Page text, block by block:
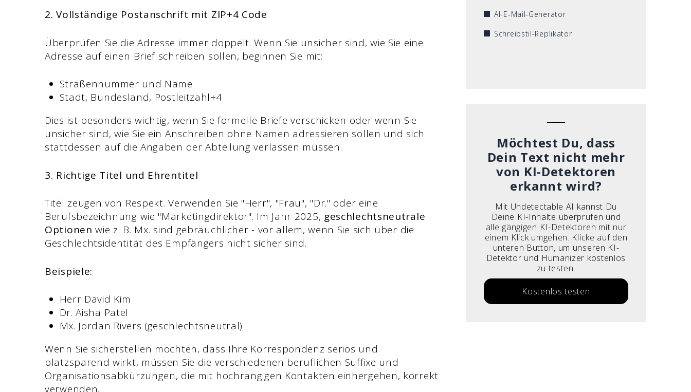
2. Vollständige Postanschrift mit ZIP+4 Code
Überprüfen Sie die Adresse immer doppelt. Wenn Sie unsicher sind, wie Sie eine
Adresse auf einen Brief schreiben sollen, beginnen Sie mit:
Straßennummer und Name
Stadt, Bundesland, Postleitzahl+4
Dies ist besonders wichtig, wenn Sie formelle Briefe verschicken oder wenn Sie
unsicher sind, wie Sie ein Anschreiben ohne Namen adressieren sollen und sich
stattdessen auf die Angaben der Abteilung verlassen müssen.
3. Richtige Titel und Ehrentitel
Titel zeugen von Respekt. Verwenden Sie "Herr", "Frau", "Dr." oder eine
Berufsbezeichnung wie "Marketingdirektor". Im Jahr 2025, geschlechtsneutrale
Optionen wie z. B. Mx. sind gebräuchlicher - vor allem, wenn Sie sich über die
Geschlechtsidentität des Empfängers nicht sicher sind.
Beispiele:
Herr David Kim
Dr. Aisha Patel
Mx. Jordan Rivers (geschlechtsneutral)
Wenn Sie sicherstellen möchten, dass Ihre Korrespondenz seriös und
platzsparend wirkt, müssen Sie die verschiedenen beruflichen Suffixe und
Organisationsabkürzungen, die mit hochrangigen Kontakten einhergehen, korrekt
verwenden.
AI-E-Mail-Generator
Schreibstil-Replikator
Möchtest Du, dass
Dein Text nicht mehr
von KI-Detektoren
erkannt wird?
Mit Undetectable AI kannst Du
Deine KI-Inhalte überprüfen und
alle gängigen KI-Detektoren mit nur
einem Klick umgehen. Klicke auf den
unteren Button, um unseren KI-
Detektor und Humanizer kostenlos
zu testen.
Kostenlos testen